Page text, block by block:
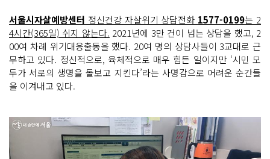
서울시자살예방센터 정신건강 자살위기 상담전화 1577-0199는 2
4시간(365일) 쉬지 않는다. 2021년에 3만 건이 넘는 상담을 했고, 2
00여 차례 위기대응출동을 했다. 20여 명의 상담사들이 3교대로 근
무하고 있다. 정신적으로, 육체적으로 매우 힘든 일이지만 ‘시민 모
두가 서로의 생명을 돌보고 지킨다’라는 사명감으로 어려운 순간들
을 이겨내고 있다.